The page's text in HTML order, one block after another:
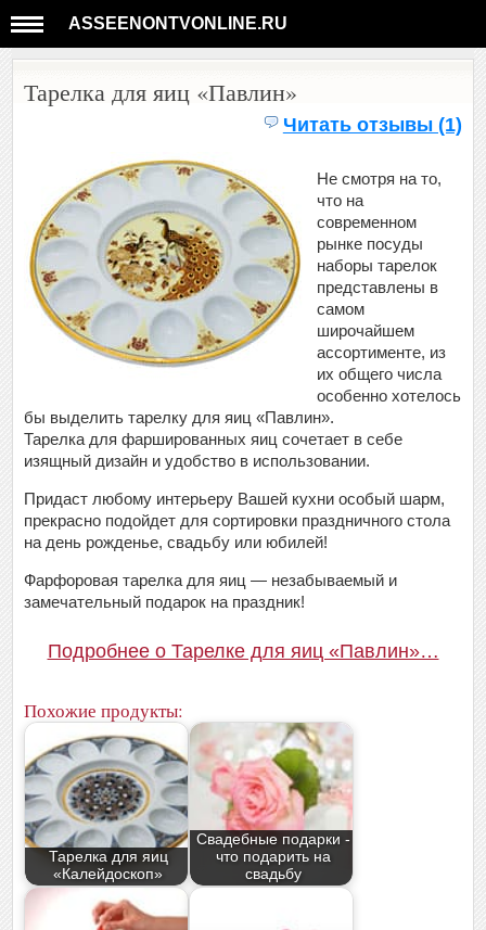
ASSEENONTVONLINE.RU
Тарелка для яиц «Павлин»
Читать отзывы (1)
Не смотря на то,
что на
современном
рынке посуды
наборы тарелок
представлены в
самом
широчайшем
ассортименте, из
их общего числа
особенно хотелось
бы выделить тарелку для яиц «Павлин».
Тарелка для фаршированных яиц сочетает в себе
изящный дизайн и удобство в использовании.
Придаст любому интерьеру Вашей кухни особый шарм,
прекрасно подойдет для сортировки праздничного стола
на день рожденье, свадьбу или юбилей!
Фарфоровая тарелка для яиц — незабываемый и
замечательный подарок на праздник!
Подробнее о Тарелке для яиц «Павлин»…
Похожие продукты:
Тарелка для яиц
«Калейдоскоп»
Свадебные подарки -
что подарить на
свадьбу